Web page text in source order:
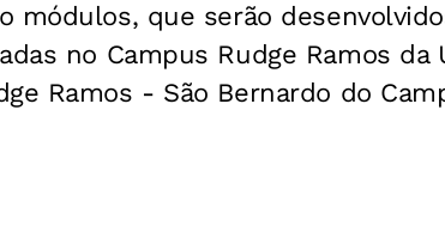
módulos, que serão
no Campus Rudge Ramos da
Ramos - São Bernardo do